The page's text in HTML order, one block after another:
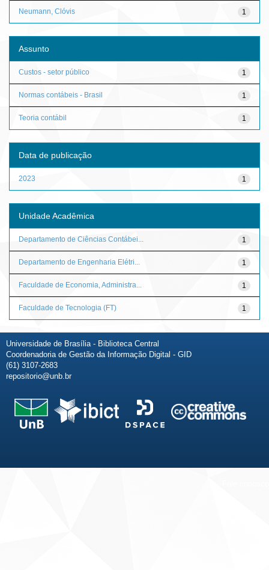
1
Neumann, Clóvis
Assunto
1
Custos - setor público
1
Normas contábeis - Brasil
1
Teoria contábil
Data de publicação
1
2023
Unidade Acadêmica
1
Departamento de Ciências Contábei...
1
Departamento de Engenharia Elétri...
1
Faculdade de Economia, Administra...
1
Faculdade de Tecnologia (FT)
Universidade de Brasília - Biblioteca Central
Coordenadoria de Gestão da Informação Digital - GID
(61) 3107-2683
repositorio@unb.br